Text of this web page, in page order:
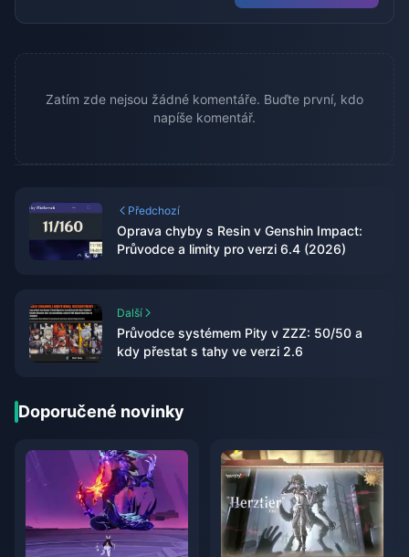
Zatím zde nejsou žádné komentáře. Buďte první, kdo
napíše komentář.
Předchozí
Oprava chyby s Resin v Genshin Impact:
Průvodce a limity pro verzi 6.4 (2026)
Další
Průvodce systémem Pity v ZZZ: 50/50 a
kdy přestat s tahy ve verzi 2.6
Doporučené novinky